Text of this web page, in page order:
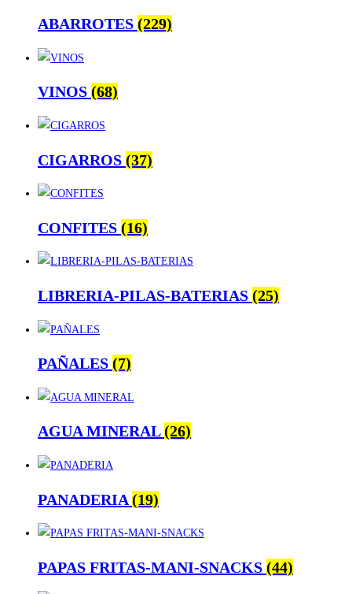
ABARROTES (229)
VINOS (68)
CIGARROS (37)
CONFITES (16)
LIBRERIA-PILAS-BATERIAS (25)
PAÑALES (7)
AGUA MINERAL(26)
PANADERIA(19)
PAPAS FRITAS-MANI-SNACKS (44)